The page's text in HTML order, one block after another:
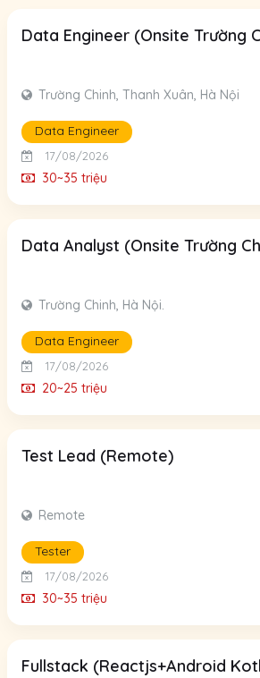
Data Engineer (Onsite Trường
Trường Chinh, Thanh Xuân, Hà Nội
Data Engineer
17/08/2026
30~35 triệu
Data Analyst (Onsite Trường
Trường Chinh, Hà Nội.
Data Engineer
17/08/2026
20~25 triệu
Test Lead (Remote)
Remote
Tester
17/08/2026
30~35 triệu
Fullstack (Reactjs+Android